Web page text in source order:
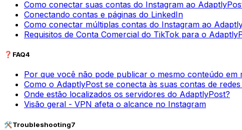
Como conectar suas contas do Instagram ao
Conectando contas e páginas do LinkedIn
Como conectar múltiplas contas do Instagram ao
Requisitos de Conta Comercial do TikTok para o
❓ FAQ4
Por que você não pode publicar o mesmo conteúdo em
Como o AdaptlyPost se conecta às suas contas de redes
Onde estão localizados os servidores do AdaptlyPost?
Visão geral - VPN afeta o alcance no Instagram
🛠️Troubleshooting7